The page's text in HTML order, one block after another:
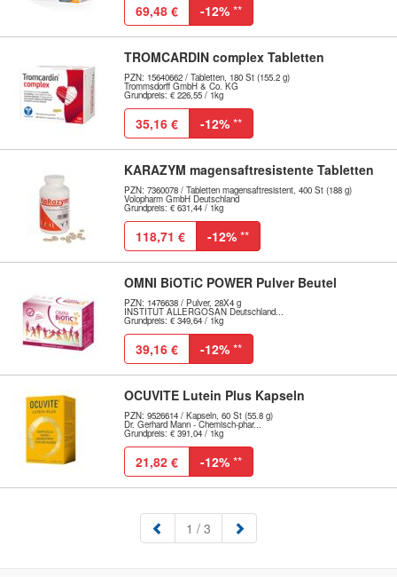
69,48 € -12% **
TROMCARDIN complex Tabletten
PZN: 15640662 / Tabletten, 180 St (155.2 g)
Trommsdorff GmbH & Co. KG
Grundpreis: € 226,55 / 1kg
35,16 € -12% **
KARAZYM magensaftresistente Tabletten
PZN: 7360078 / Tabletten magensaftresistent, 400 St (188 g)
Volopharm GmbH Deutschland
Grundpreis: € 631,44 / 1kg
118,71 € -12% **
OMNI BiOTiC POWER Pulver Beutel
PZN: 1476638 / Pulver, 28X4 g
INSTITUT ALLERGOSAN Deutschland...
Grundpreis: € 349,64 / 1kg
39,16 € -12% **
OCUVITE Lutein Plus Kapseln
PZN: 9526614 / Kapseln, 60 St (55.8 g)
Dr. Gerhard Mann - Chemisch-phar...
Grundpreis: € 391,04 / 1kg
21,82 € -12% **
1 (aktuell)
/ 3